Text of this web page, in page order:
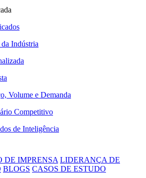
Indústria
Volume e Demanda
Competitivo
de Inteligência
DE IMPRENSA LIDERANÇA DE
BLOGS CASOS DE ESTUDO